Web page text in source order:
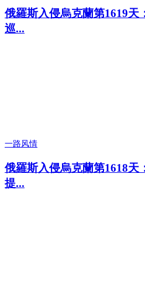
俄羅斯入侵烏克蘭第1619天
巡...
一路风情
俄羅斯入侵烏克蘭第1618天
提...